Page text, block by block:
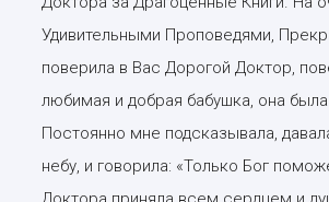
Удивительными Проповедями,
поверила в Вас Дорогой Доктор,
любимая и добрая бабушка, она
Постоянно мне подсказывала,
небу, и говорила: «Только Бог